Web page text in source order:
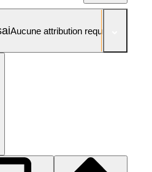
Aucune attribution requise